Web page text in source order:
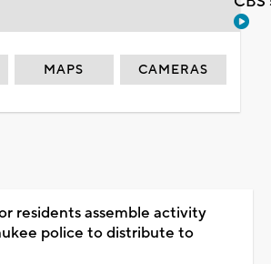
MAPS CAMERAS
residents assemble activity
police to distribute to